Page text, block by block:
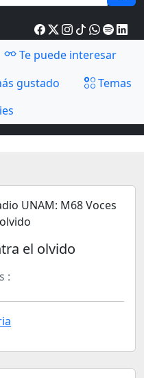
Te puede interesar
gustado
Temas
el olvido
: